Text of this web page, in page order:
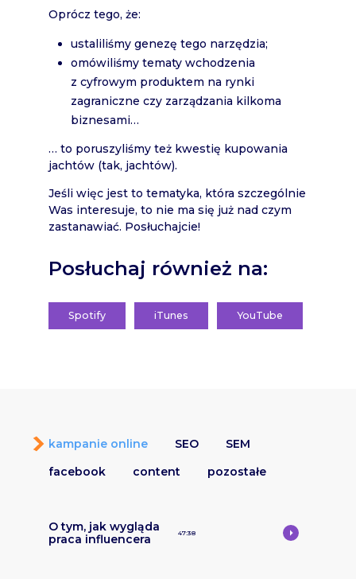
Oprócz tego, że:
ustaliliśmy genezę tego narzędzia;
omówiliśmy tematy wchodzenia
z cyfrowym produktem na rynki
zagraniczne czy zarządzania kilkoma
biznesami…
… to poruszyliśmy też kwestię kupowania
jachtów (tak, jachtów).
Jeśli więc jest to tematyka, która szczególnie
Was interesuje, to nie ma się już nad czym
zastanawiać. Posłuchajcie!
Posłuchaj również na:
Spotify iTunes YouTube
kampanie online SEO
SEM
facebook
content pozostałe
O tym, jak wygląda
praca influencera
47:38